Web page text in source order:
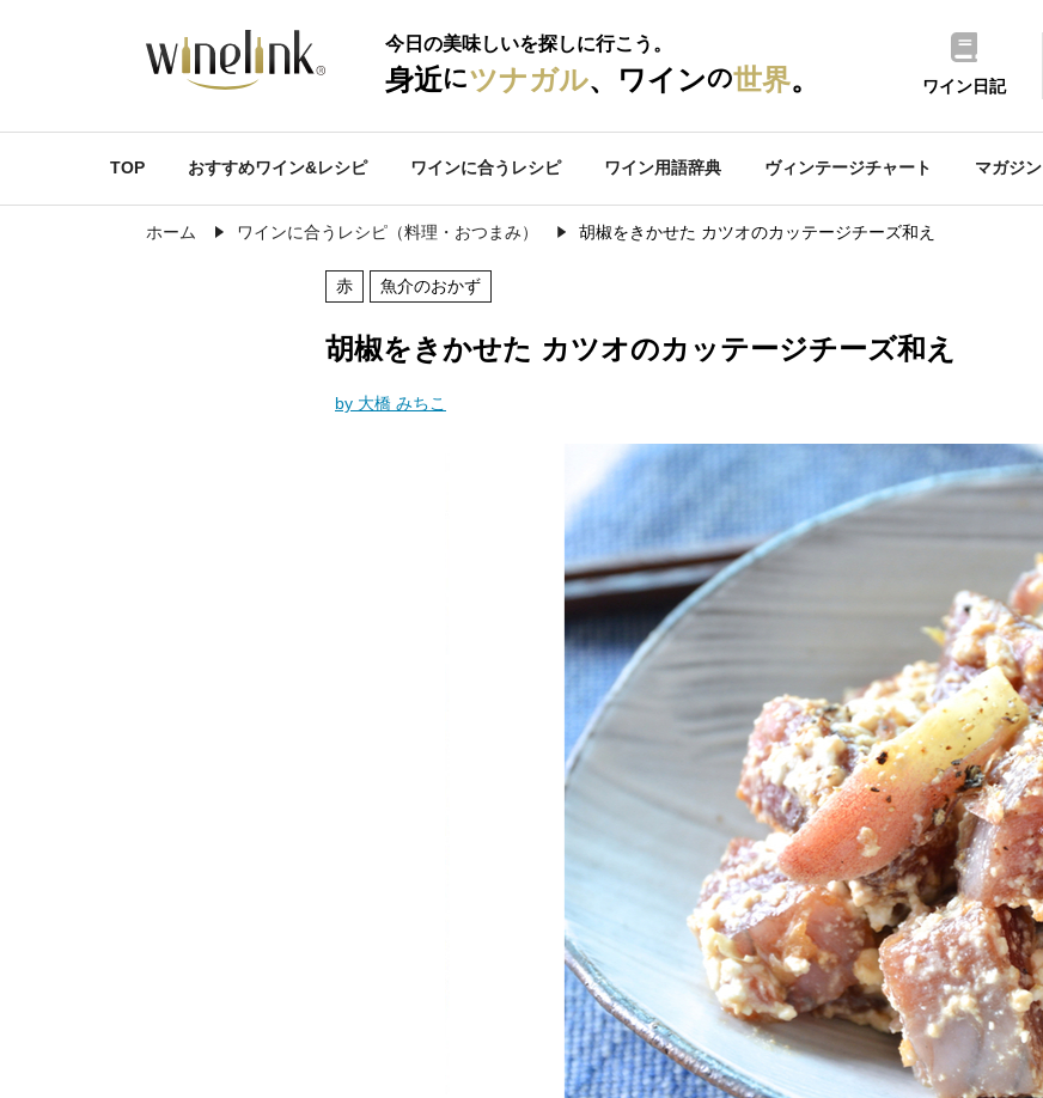
今日の美味しいを探しに行こう。
身近にツナガル、ワインの世界。 ワイン日記
TOP おすすめワイン&レシピ ワインに合うレシピ ワイン用語辞典 ヴィンテージチャート マガジン
ホーム ワインに合うレシピ（料理・おつまみ） 胡椒をきかせた カツオのカッテージチーズ和え
赤 魚介のおかず
胡椒をきかせた カツオのカッテージチーズ和え
by 大橋 みちこ